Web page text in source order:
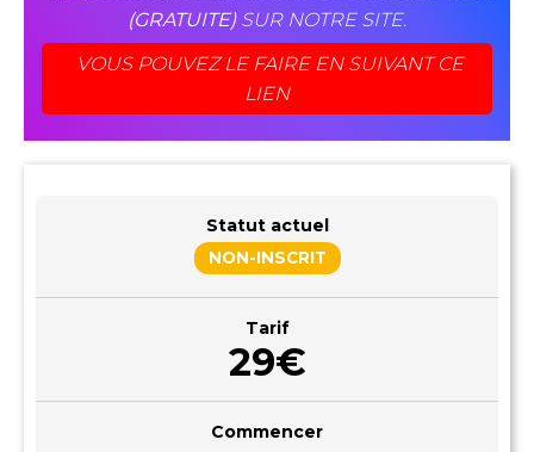
(GRATUITE) SUR NOTRE SITE.
VOUS POUVEZ LE FAIRE EN SUIVANT CE
LIEN
Statut actuel
NON-INSCRIT
Tarif
29€
Commencer